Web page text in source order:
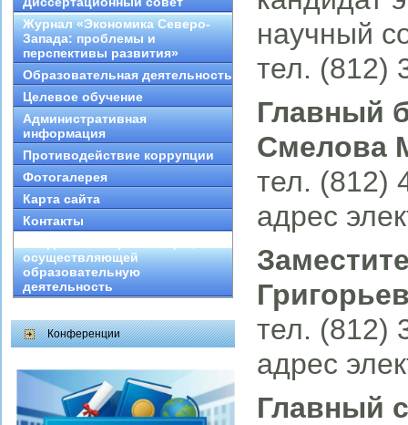
Журнал «Экономика Северо-
Запада: проблемы и
перспективы развития»
Образовательная деятельность
Целевое обучение
Административная
информация
Противодействие коррупции
Фотогалерея
Карта сайта
Контакты
осуществляющей
образовательную
деятельность
Конференции
научный
тел. (812)
Главный
Смелова
тел. (812)
адрес
тел. (812)
адрес
Главный